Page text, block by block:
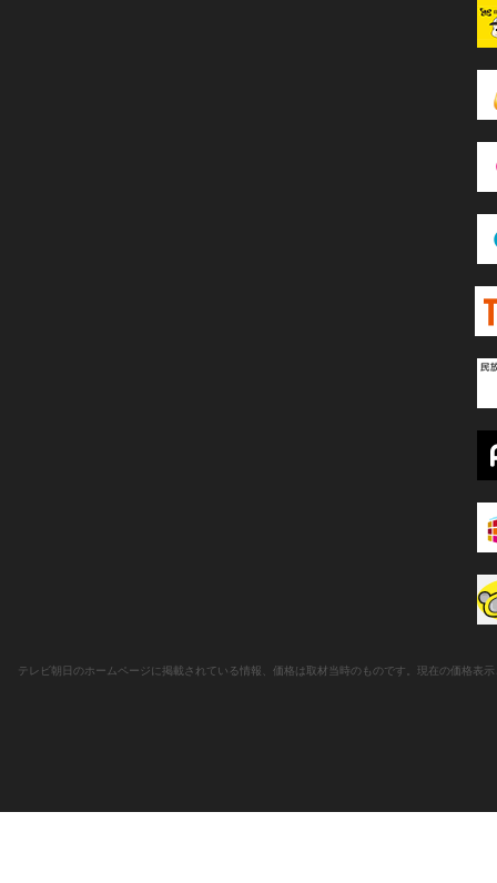
テレビ朝日のホームページに掲載されている情報、価格は取材当時のものです。現在の価格表